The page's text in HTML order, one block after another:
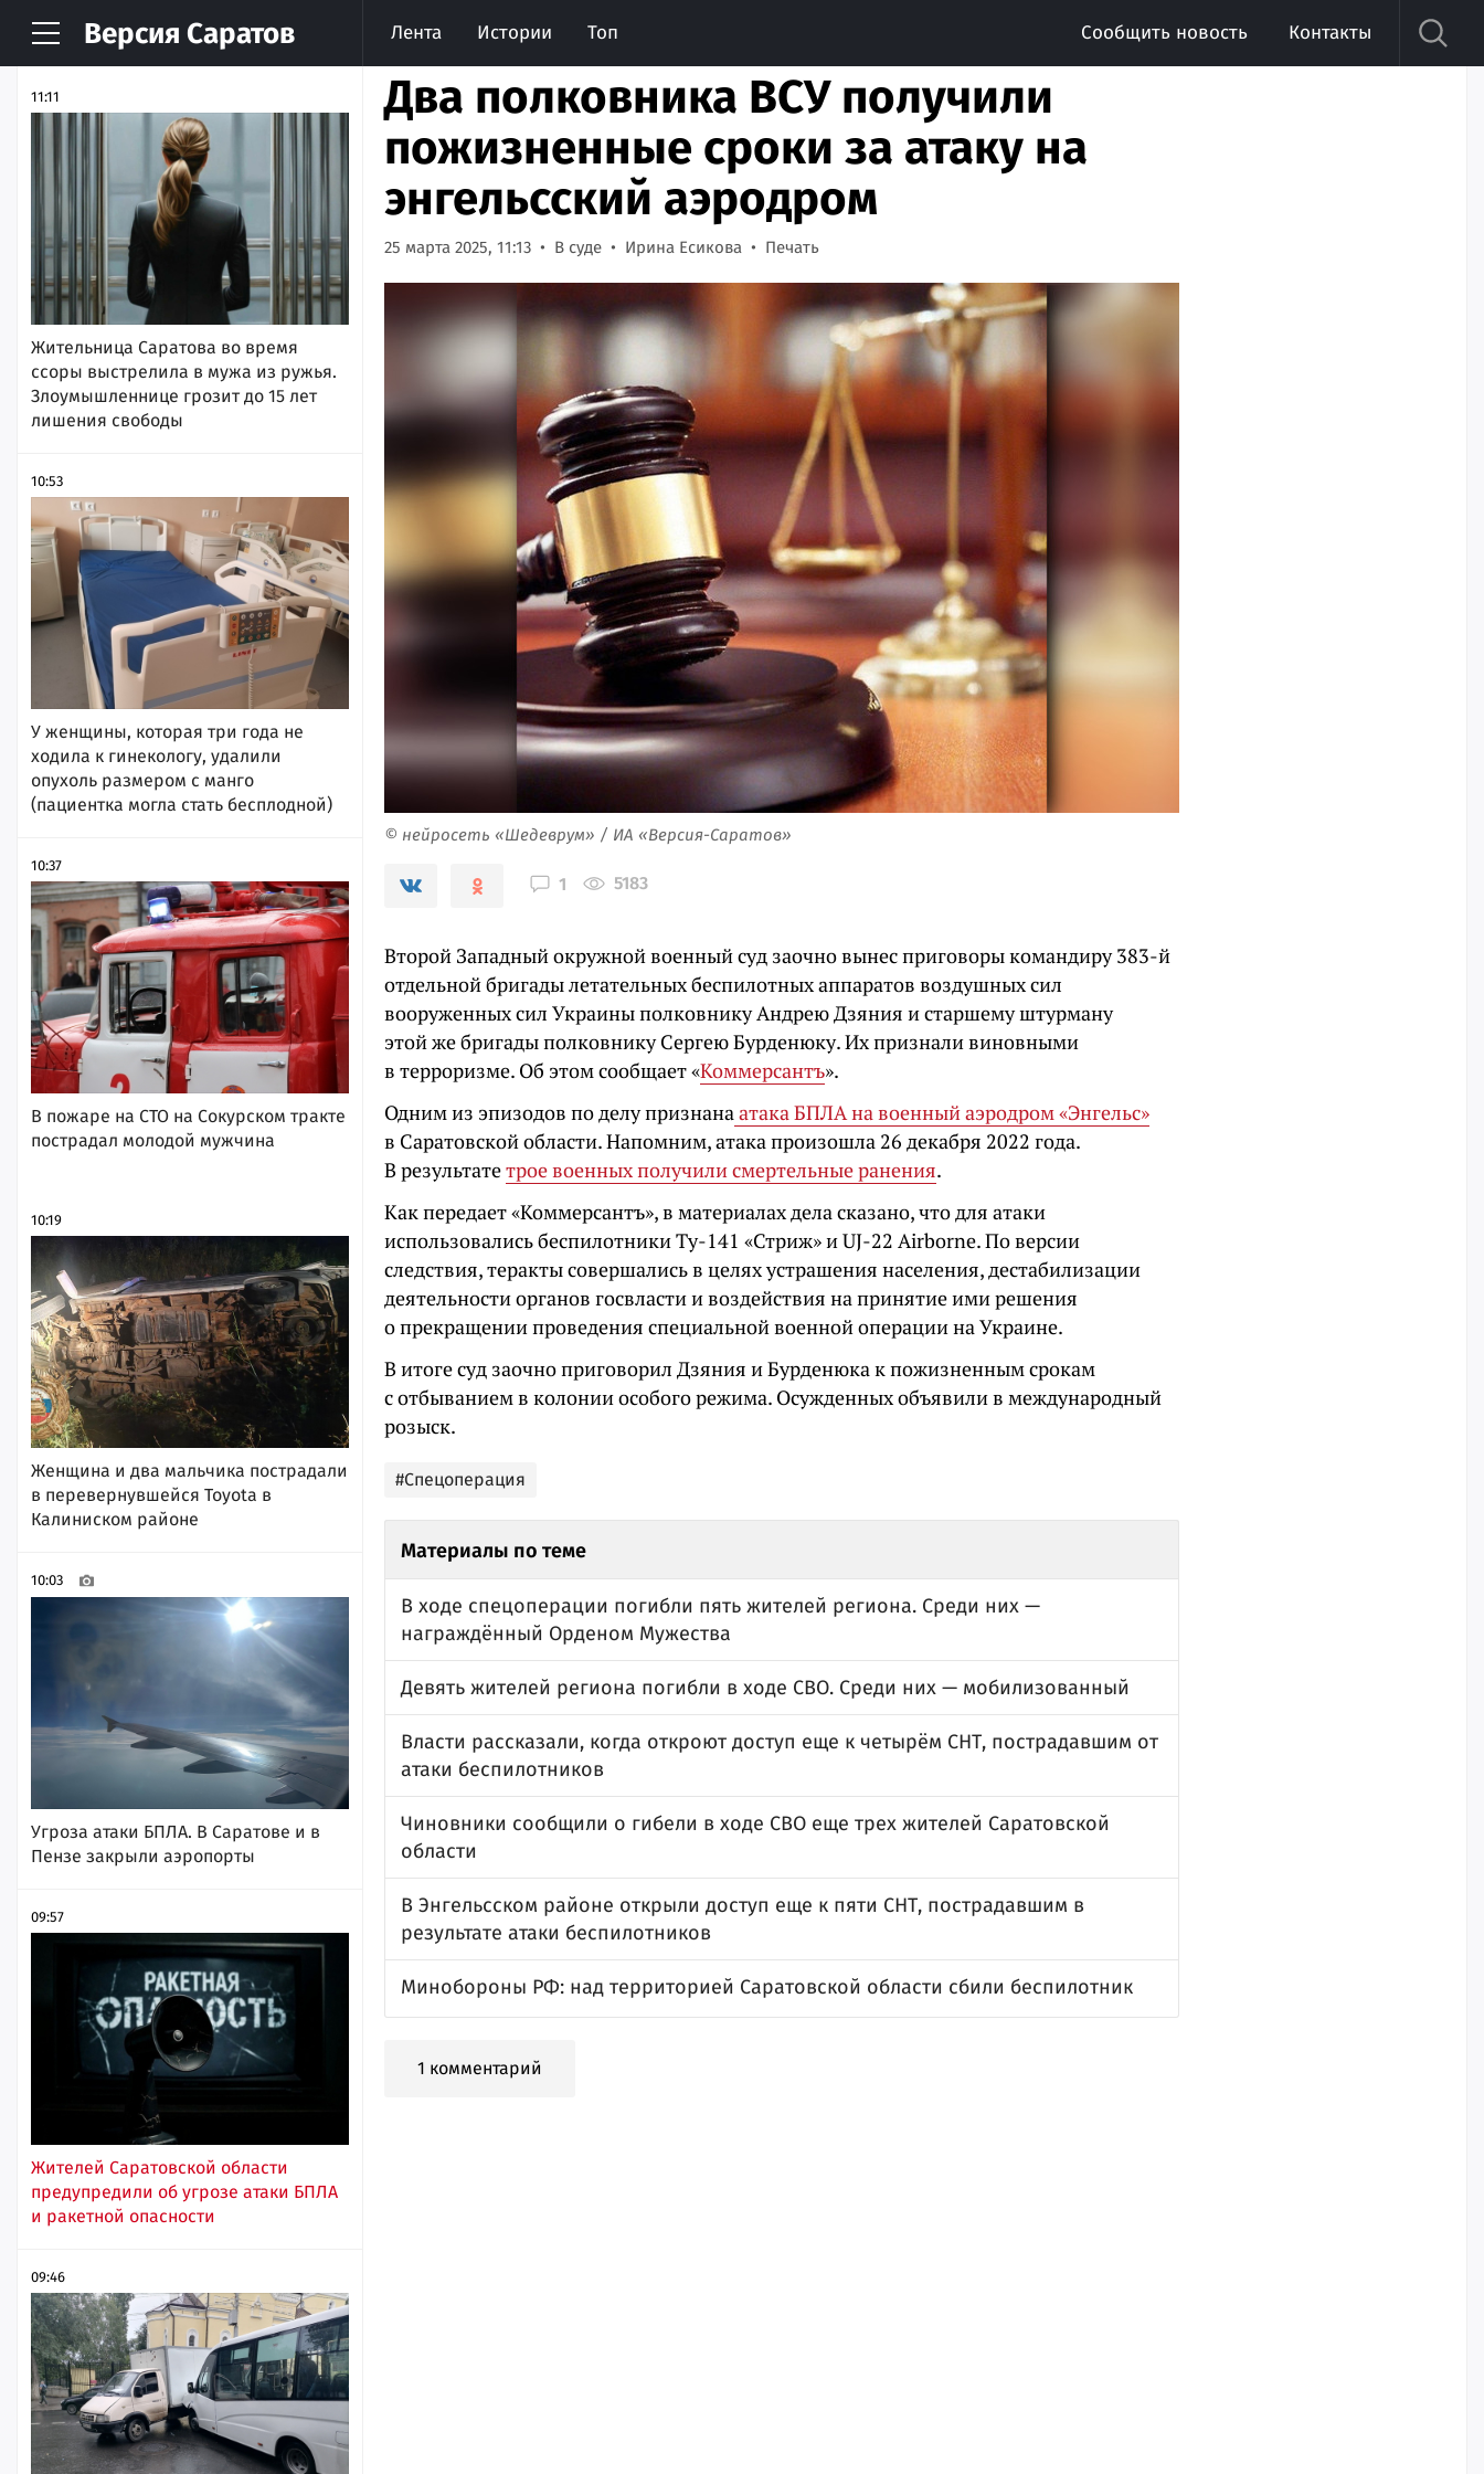
Версия Саратов Лента Истории Топ Сообщить новость Контакты
НОВОСТИ АРХИВ
11:11
Жительница Саратова во время
ссоры выстрелила в мужа из ружья.
Злоумышленнице грозит до 15 лет
лишения свободы
10:53
У женщины, которая три года не
ходила к гинекологу, удалили
опухоль размером с манго
(пациентка могла стать бесплодной)
10:37
В пожаре на СТО на Сокурском тракте
пострадал молодой мужчина
10:19
Женщина и два мальчика пострадали
в перевернувшейся Toyota в
Калиниском районе
10:03
Угроза атаки БПЛА. В Саратове и в
Пензе закрыли аэропорты
09:57
Жителей Саратовской области
предупредили об угрозе атаки БПЛА
и ракетной опасности
09:46
Два полковника ВСУ получили
пожизненные сроки за атаку на
энгельсский аэродром
25 марта 2025, 11:13 В суде Ирина Есикова Печать
© нейросеть «Шедеврум» / ИА «Версия-Саратов»
1 5183
Второй Западный окружной военный суд заочно вынес приговоры командиру 383-й
отдельной бригады летательных беспилотных аппаратов воздушных сил
вооруженных сил Украины полковнику Андрею Дзяния и старшему штурману
этой же бригады полковнику Сергею Бурденюку. Их признали виновными
в терроризме. Об этом сообщает «Коммерсантъ».
Одним из эпизодов по делу признанаатака БПЛА на военный аэродром «Энгельс»
в Саратовской области. Напомним, атака произошла 26 декабря 2022 года.
В результатетрое военных получили смертельные ранения.
Как передает «Коммерсантъ», в материалах дела сказано, что для атаки
использовались беспилотники Ту-141 «Стриж» и UJ-22 Airborne. По версии
следствия, теракты совершались в целях устрашения населения, дестабилизации
деятельности органов госвласти и воздействия на принятие ими решения
о прекращении проведения специальной военной операции на Украине.
В итоге суд заочно приговорил Дзяния и Бурденюка к пожизненным срокам
с отбыванием в колонии особого режима. Осужденных объявили в международный
розыск.
#Спецоперация
Материалы по теме
В ходе спецоперации погибли пять жителей региона. Среди них —
награждённый Орденом Мужества
Девять жителей региона погибли в ходе СВО. Среди них — мобилизованный
Власти рассказали, когда откроют доступ еще к четырём СНТ, пострадавшим от
атаки беспилотников
Чиновники сообщили о гибели в ходе СВО еще трех жителей Саратовской
области
В Энгельсском районе открыли доступ еще к пяти СНТ, пострадавшим в
результате атаки беспилотников
Минобороны РФ: над территорией Саратовской области сбили беспилотник
1 комментарий